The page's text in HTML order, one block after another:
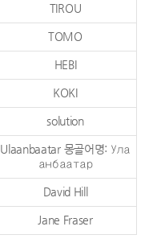
TIROU
TOMO
HEBI
KOKI
solution
Ulaanbaatar 몽골어명: Ула
анбаатар
David Hill
Jane Fraser